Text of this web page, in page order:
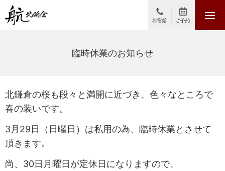
臨時休業のお知らせ
北鎌倉の桜も段々と満開に近づき、色々なところで
春の装いです。
3月29日（日曜日）は私用の為、臨時休業とさせて
頂きます。
尚、30日月曜日が定休日になりますので、